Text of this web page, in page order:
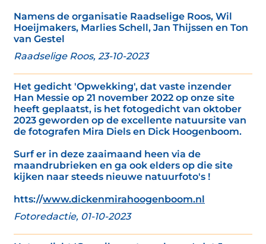
Namens de organisatie Raadselige Roos, Wil
Hoeijmakers, Marlies Schell, Jan Thijssen en Ton
van Gestel
Raadselige Roos, 23-10-2023
Het gedicht 'Opwekking', dat vaste inzender
Han Messie op 21 november 2022 op onze site
heeft geplaatst, is het fotogedicht van oktober
2023 geworden op de excellente natuursite van
de fotografen Mira Diels en Dick Hoogenboom.
Surf er in deze zaaimaand heen via de
maandrubrieken en ga ook elders op die site
kijken naar steeds nieuwe natuurfoto's !
htts://www.dickenmirahoogenboom.nl
Fotoredactie, 01-10-2023